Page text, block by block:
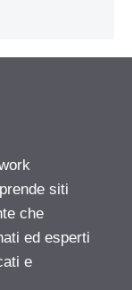
siti
che
ed esperti
e